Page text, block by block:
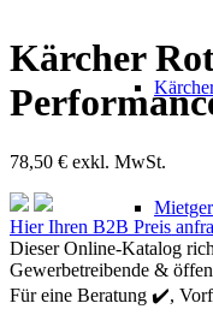
Kärcher
78,50 € exkl. MwSt.
Kärcher
Rotordüse
klein
Performance
Hier Ihren B2B Preis
Dieser Online-Katalog
Gewerbetreibende &
Für eine Beratung ✔️,